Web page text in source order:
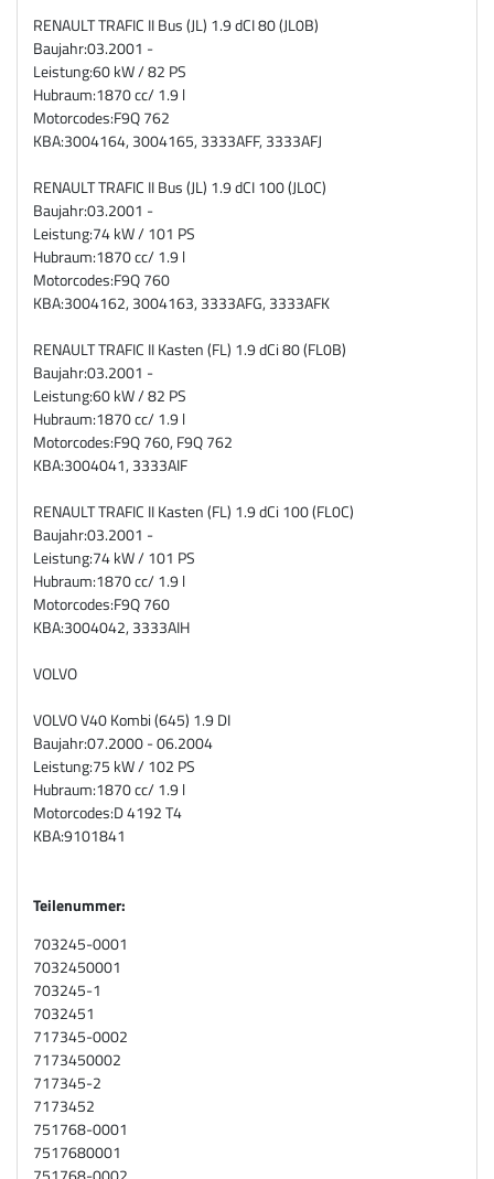
RENAULT TRAFIC II Bus (JL) 1.9 dCI 80 (JL0B)
Baujahr:03.2001 -
Leistung:60 kW / 82 PS
Hubraum:1870 cc/ 1.9 l
Motorcodes:F9Q 762
KBA:3004164, 3004165, 3333AFF, 3333AFJ
RENAULT TRAFIC II Bus (JL) 1.9 dCI 100 (JL0C)
Baujahr:03.2001 -
Leistung:74 kW / 101 PS
Hubraum:1870 cc/ 1.9 l
Motorcodes:F9Q 760
KBA:3004162, 3004163, 3333AFG, 3333AFK
RENAULT TRAFIC II Kasten (FL) 1.9 dCi 80 (FL0B)
Baujahr:03.2001 -
Leistung:60 kW / 82 PS
Hubraum:1870 cc/ 1.9 l
Motorcodes:F9Q 760, F9Q 762
KBA:3004041, 3333AIF
RENAULT TRAFIC II Kasten (FL) 1.9 dCi 100 (FL0C)
Baujahr:03.2001 -
Leistung:74 kW / 101 PS
Hubraum:1870 cc/ 1.9 l
Motorcodes:F9Q 760
KBA:3004042, 3333AIH
VOLVO
VOLVO V40 Kombi (645) 1.9 DI
Baujahr:07.2000 - 06.2004
Leistung:75 kW / 102 PS
Hubraum:1870 cc/ 1.9 l
Motorcodes:D 4192 T4
KBA:9101841
Teilenummer:
703245-0001
7032450001
703245-1
7032451
717345-0002
7173450002
717345-2
7173452
751768-0001
7517680001